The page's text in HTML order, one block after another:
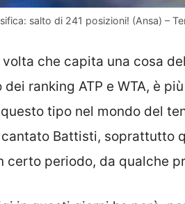
salto di 241 posizioni! (Ansa) –
che capita una cosa
ranking ATP e WTA, è
tipo nel mondo del
cantato Battisti, soprattutto
certo periodo, da qualche